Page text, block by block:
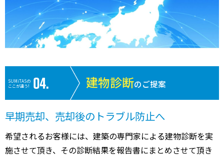
SUMiTASの
ここが違う!
建物診断のご提案
早期売却、売却後のトラブル防止へ
希望されるお客様には、建築の専門家による建物診断を実
施させて頂き、その診断結果を報告書にまとめさせて頂き